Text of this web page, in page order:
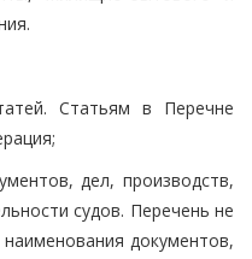
Статьям в Перечне
дел, производств,
судов. Перечень не
документов,